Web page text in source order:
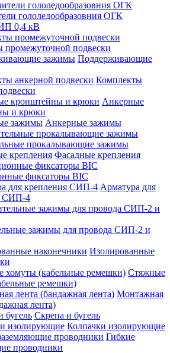
гололедообразовния ОГК
0,4 кВ
промежуточной подвески
Поддерживающие
Комплекты
Анкерные
и крюки
Анкерные зажимы
прокалывающие зажимы
Фасадные крепления
фиксаторы BIC
Арматура для
СИП-4
зажимы для провода СИП-2 и
Изолированные
Стяжные
ремешки)
Монтажная
лента)
Скрепа и бугель
Колпачки изолирующие
Гибкие
проводники